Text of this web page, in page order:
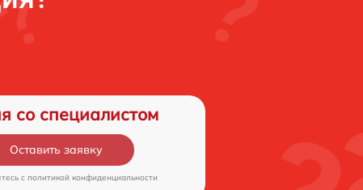
со специалистом
Оставить заявку
c политикой конфиденциальности